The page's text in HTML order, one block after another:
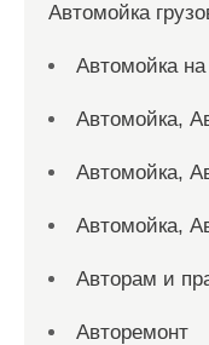
Автомойка
Автомойка
Автомойка,
Автомойка,
Автомойка,
Авторам и
Авторемонт